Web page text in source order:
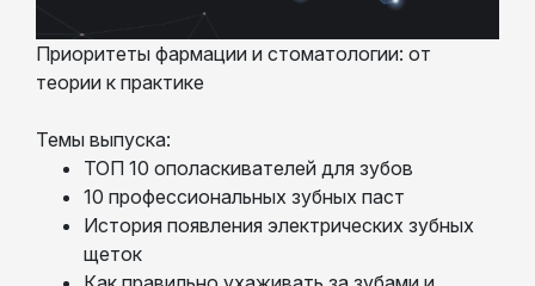
Приоритеты фармации и стоматологии: от
теории к практике
Темы выпуска:
ТОП 10 ополаскивателей для зубов
10 профессиональных зубных паст
История появления электрических зубных
щеток